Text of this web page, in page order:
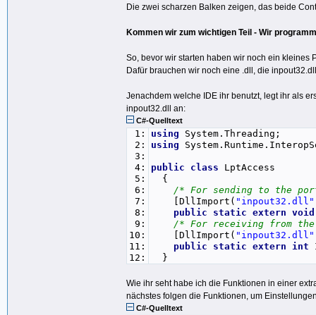
Die zwei scharzen Balken zeigen, das beide
Kommen wir zum wichtigen Teil - Wir
So, bevor wir starten haben wir noch ein kleines
Dafür brauchen wir noch eine .dll, die
Jenachdem welche IDE ihr benutzt, legt ihr als
inpout32.dll an:
C#-Quelltext
1:
2:
3:
4:
5:
6:
7:
8:
9:
10:
11:
12:
using System.Threading;
using
public class LptAccess
{
/* For sending to the
[DllImport( "inpout32.dll"
public
static extern void
/* For receiving from
[DllImport( "inpout32.dll"
public
static extern int
}
Wie ihr seht habe ich die Funktionen in einer
nächstes folgen die Funktionen, um
C#-Quelltext